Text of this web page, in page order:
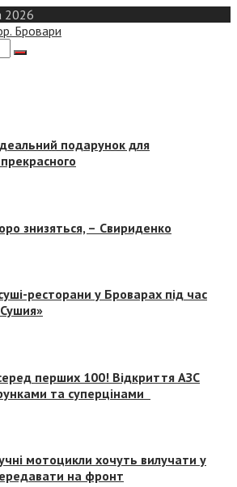
2026
подарунок для
знизяться, – Свириденко
ресторани у Броварах під час
перших 100! Відкриття АЗС
та суперцінами
мотоцикли хочуть вилучати у
на фронт